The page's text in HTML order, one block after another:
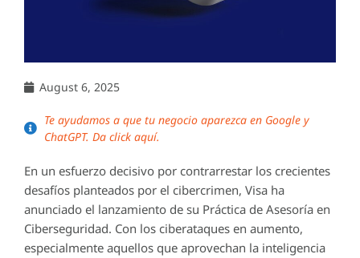
August 6, 2025
Te ayudamos a que tu negocio aparezca en Google y
ChatGPT. Da click aquí.
En un esfuerzo decisivo por contrarrestar los crecientes
desafíos planteados por el cibercrimen, Visa ha
anunciado el lanzamiento de su Práctica de Asesoría en
Ciberseguridad. Con los ciberataques en aumento,
especialmente aquellos que aprovechan la inteligencia